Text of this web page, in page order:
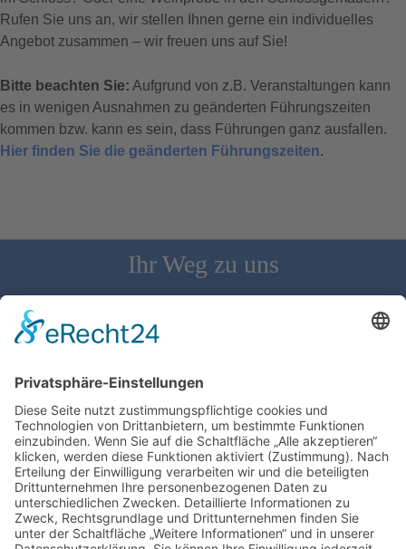
Rufen Sie uns an, wir stellen Ihnen gerne ein individuelles
Angebot zusammen – wir freuen uns auf Sie!
Bitte beachten Sie: Aufgrund von z.B. Veranstaltungen kann
es in wenigen Ausnahmen zu geänderten Führungszeiten
kommen bzw. kann es sein, dass Führungen ganz ausfallen.
Hier finden Sie die geänderten Führungszeiten.
Ihr Weg zu uns
Schloss Bürgeln, 79418 Schliengen | Telefon: 07626/237 | E-
Mail: direktion@schlossbuergeln.de
Wir benötigen Ihre Zustimmung, um den
Google Maps-Service zu laden!
Wir verwenden einen Service eines
Drittanbieters, um Karteninhalte einzubetten.
Dieser Service kann Daten zu Ihren Aktivitäten
sammeln. Bitte lesen Sie die Details durch und
stimmen Sie der Nutzung des Service zu, um